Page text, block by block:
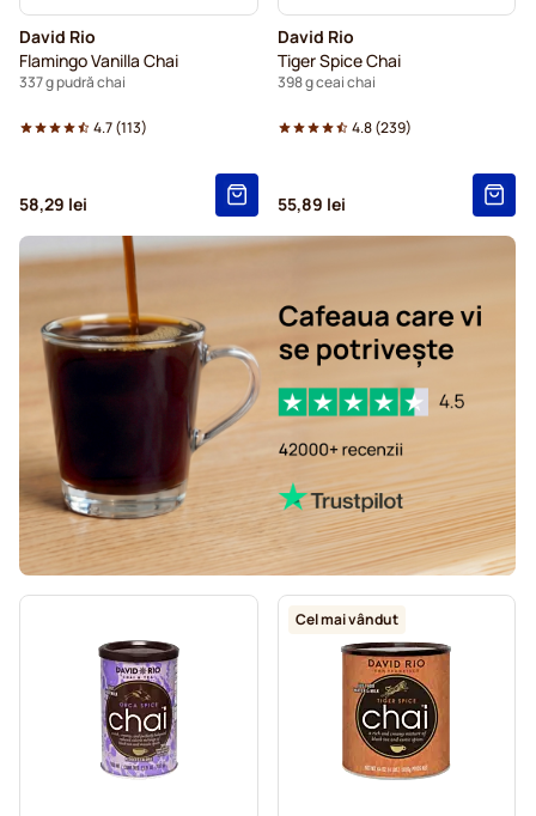
David Rio
Flamingo Vanilla Chai
337 g pudră chai
4.7(113)
58,29 lei
David Rio
Tiger Spice Chai
398 g ceai chai
4.8(239)
55,89 lei
Cel mai vândut